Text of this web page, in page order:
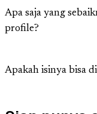
Apa saja yang
profile?
Apakah isinya bisa